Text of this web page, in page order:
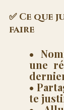
✅ Ce que
faire
•
une
•
te